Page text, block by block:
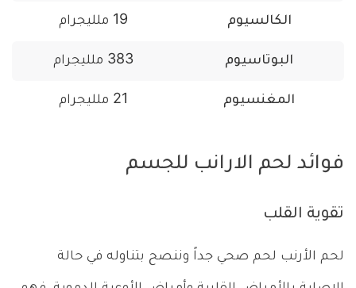
الكالسيوم 19 ملليجرام
البوتاسيوم 383 ملليجرام
المغنسيوم 21 ملليجرام
فوائد لحم الارانب للجسم
تقوية القلب
لحم الأرنب لحم صحي جداً وننصح بتناوله في حالة